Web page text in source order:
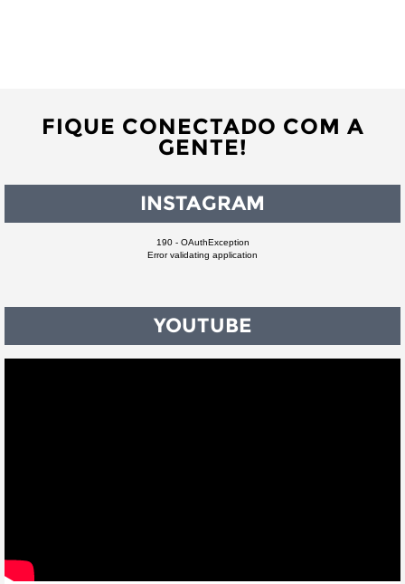
FIQUE CONECTADO COM A
GENTE!
INSTAGRAM
190 - OAuthException
Error validating application
YOUTUBE